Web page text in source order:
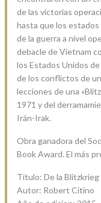
de las victorias
hasta que los
de la guerra a nivel
debacle de Vietnam
los Estados Unidos
de los conflictos de
lecciones de una
1971 y del
Irán-Irak.
Obra ganadora del
Book Award. El más
Título: De la
Autor: Robert Citino